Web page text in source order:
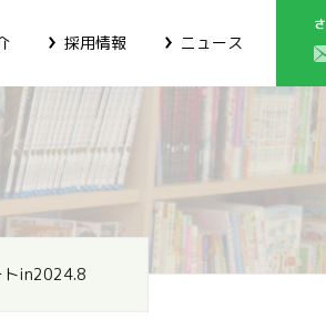
採用情報 ニュース
トin2024.8